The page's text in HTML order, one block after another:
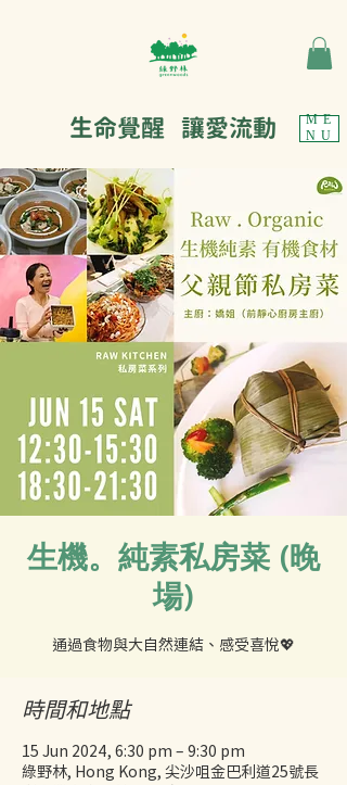
ME
NU
生命覺醒 讓愛流動
生機。純素私房菜 (晚
場)
時間和地點
15 Jun 2024, 6:30 pm – 9:30 pm
綠野林, Hong Kong, 尖沙咀金巴利道25號長